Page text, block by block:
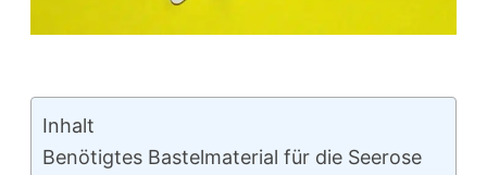
Inhalt
Benötigtes Bastelmaterial für die Seerose